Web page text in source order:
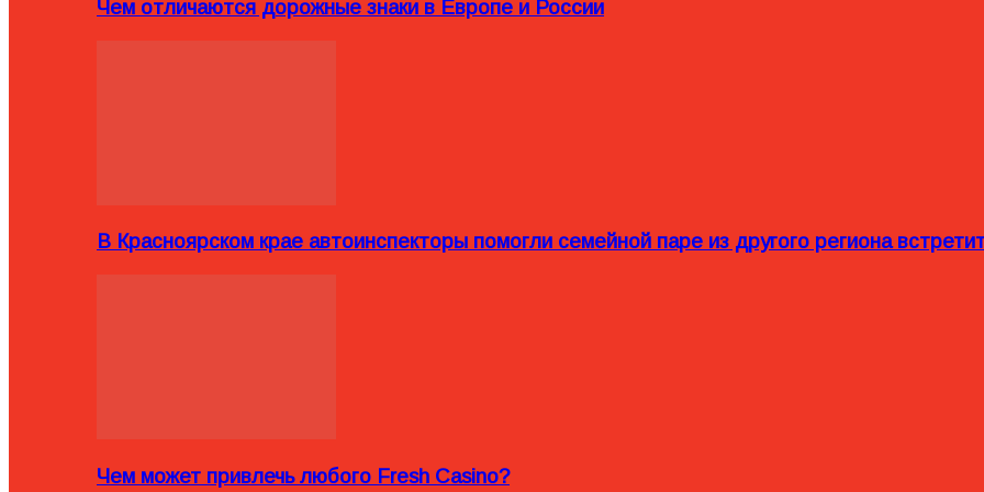
Чем отличаются дорожные знаки в Европе и России
В Красноярском крае автоинспекторы помогли семейной паре из другого региона
Чем может привлечь любого Fresh Casino?